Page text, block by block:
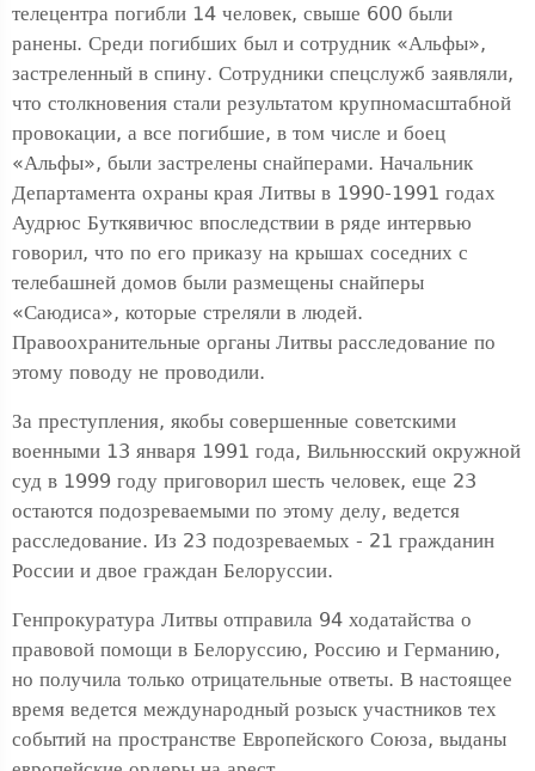
телецентра погибли 14 человек, свыше 600 были
ранены. Среди погибших был и сотрудник «Альфы»,
застреленный в спину. Сотрудники спецслужб заявляли,
что столкновения стали результатом крупномасштабной
провокации, а все погибшие, в том числе и боец
«Альфы», были застрелены снайперами. Начальник
Департамента охраны края Литвы в 1990-1991 годах
Аудрюс Буткявичюс впоследствии в ряде интервью
говорил, что по его приказу на крышах соседних с
телебашней домов были размещены снайперы
«Саюдиса», которые стреляли в людей.
Правоохранительные органы Литвы расследование по
этому поводу не проводили.
За преступления, якобы совершенные советскими
военными 13 января 1991 года, Вильнюсский окружной
суд в 1999 году приговорил шесть человек, еще 23
остаются подозреваемыми по этому делу, ведется
расследование. Из 23 подозреваемых - 21 гражданин
России и двое граждан Белоруссии.
Генпрокуратура Литвы отправила 94 ходатайства о
правовой помощи в Белоруссию, Россию и Германию,
но получила только отрицательные ответы. В настоящее
время ведется международный розыск участников тех
событий на пространстве Европейского Союза, выданы